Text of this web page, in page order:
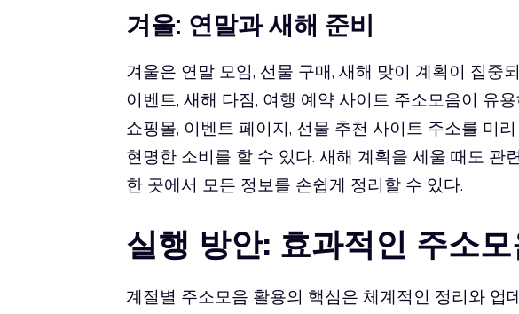
겨울: 연말과 새해 준비
겨울은 연말 모임, 선물 구매, 새해 맞이 계획이 집중
이벤트, 새해 다짐, 여행 예약 사이트 주소모음이 유
쇼핑몰, 이벤트 페이지, 선물 추천 사이트 주소를 미
현명한 소비를 할 수 있다. 새해 계획을 세울 때도 관
한 곳에서 모든 정보를 손쉽게 정리할 수 있다.
실행 방안: 효과적인 주소
계절별 주소모음 활용의 핵심은 체계적인 정리와 업